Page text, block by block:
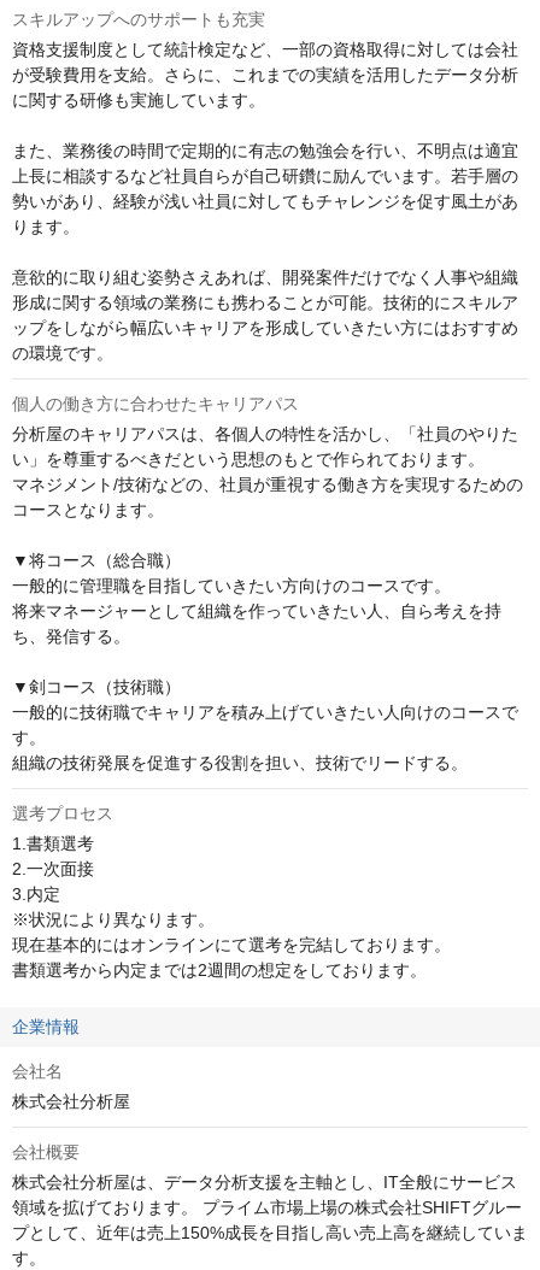
スキルアップへのサポートも充実
資格支援制度として統計検定など、一部の資格取得に対しては会社
が受験費用を支給。さらに、これまでの実績を活用したデータ分析
に関する研修も実施しています。
また、業務後の時間で定期的に有志の勉強会を行い、不明点は適宜
上長に相談するなど社員自らが自己研鑽に励んでいます。若手層の
勢いがあり、経験が浅い社員に対してもチャレンジを促す風土があ
ります。
意欲的に取り組む姿勢さえあれば、開発案件だけでなく人事や組織
形成に関する領域の業務にも携わることが可能。技術的にスキルア
ップをしながら幅広いキャリアを形成していきたい方にはおすすめ
の環境です。
個人の働き方に合わせたキャリアパス
分析屋のキャリアパスは、各個人の特性を活かし、「社員のやりた
い」を尊重するべきだという思想のもとで作られております。
マネジメント/技術などの、社員が重視する働き方を実現するための
コースとなります。
▼将コース（総合職）
一般的に管理職を目指していきたい方向けのコースです。
将来マネージャーとして組織を作っていきたい人、自ら考えを持
ち、発信する。
▼剣コース（技術職）
一般的に技術職でキャリアを積み上げていきたい人向けのコースで
す。
組織の技術発展を促進する役割を担い、技術でリードする。
選考プロセス
1.書類選考
2.一次面接
3.内定
※状況により異なります。
現在基本的にはオンラインにて選考を完結しております。
書類選考から内定までは2週間の想定をしております。
企業情報
会社名
株式会社分析屋
会社概要
株式会社分析屋は、データ分析支援を主軸とし、IT全般にサービス
領域を拡げております。 プライム市場上場の株式会社SHIFTグルー
プとして、近年は売上150%成長を目指し高い売上高を継続していま
す。